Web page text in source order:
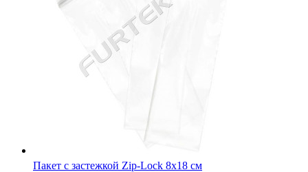
Пакет с застежкой Zip-Lock 10x10 см